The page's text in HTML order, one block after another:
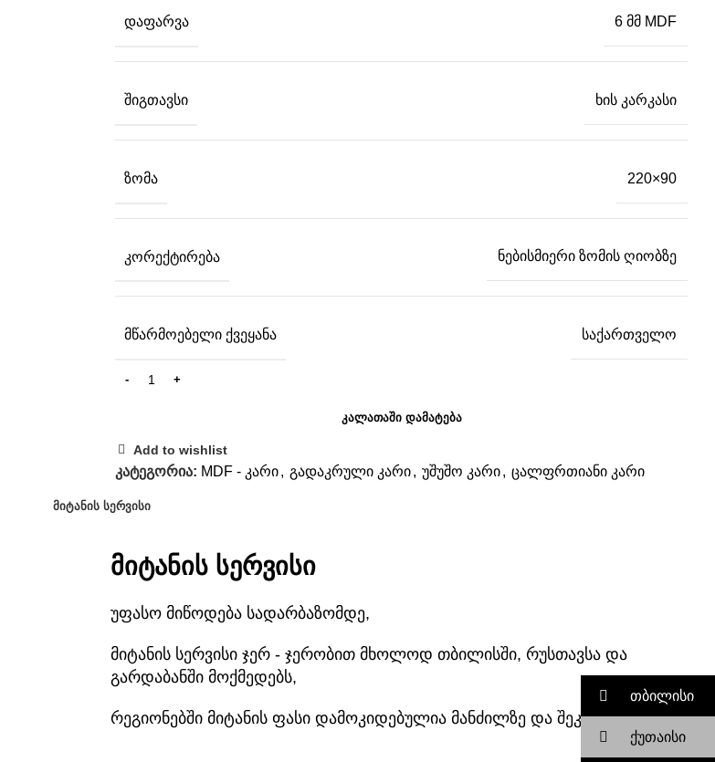
ᲓᲐᲤᲐᲠᲕᲐ 6 მმ MDF
ᲨᲘᲒᲗᲐᲕᲡᲘ ხის კარკასი
ᲖᲝᲛᲐ 220×90
ᲙᲝᲠᲔᲥᲢᲘᲠᲔᲑᲐ ნებისმიერი ზომის ღიობზე
ᲛᲬᲐᲠᲛᲝᲔᲑᲔᲚᲘ ᲥᲕᲔᲧᲐᲜᲐ საქართველო
ᲙᲐᲚᲐᲗᲐᲨᲘ ᲓᲐᲛᲐᲢᲔᲑᲐ
Add to wishlist
კატეგორია: MDF - კარი, გადაკრული კარი, უშუშო კარი, ცალფრთიანი კარი
ᲛᲘᲢᲐᲜᲘᲡ ᲡᲔᲠᲕᲘᲡᲘ
მიტანის სერვისი
უფასო მიწოდება სადარბაზომდე,
მიტანის სერვისი ჯერ - ჯერობით მხოლოდ თბილისში, რუსთავსა და
გარდაბანში მოქმედებს,
რეგიონებში მიტანის ფასი დამოკიდებულია მანძილზე და შეკვეთაზე
თბილისი
ქუთაისი